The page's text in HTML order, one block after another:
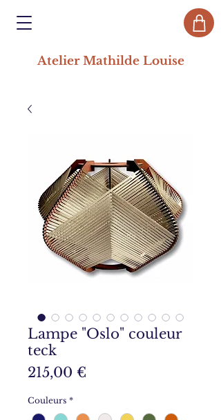
Atelier Mathilde Louise
Lampe "Oslo" couleur
teck
215,00 €
Couleurs *